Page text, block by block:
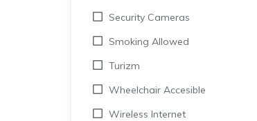
Security Cameras
Smoking Allowed
Turizm
Wheelchair Accesible
Wireless Internet